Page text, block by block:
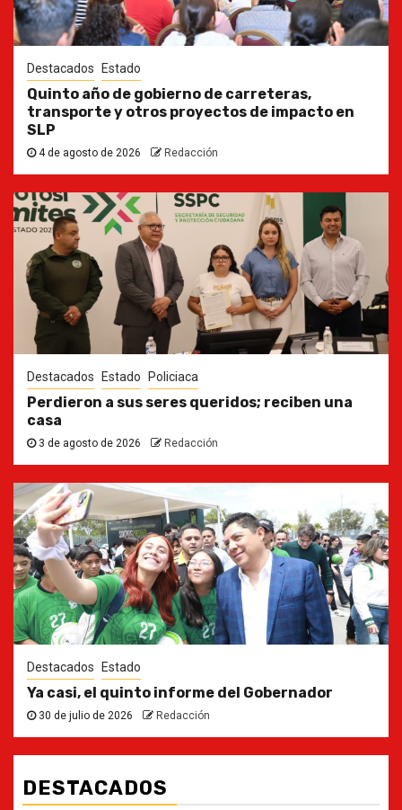
Destacados Estado
Quinto año de gobierno de carreteras,
transporte y otros proyectos de impacto en
SLP
4 de agosto de 2026 Redacción
Destacados Estado Policiaca
Perdieron a sus seres queridos; reciben una
casa
3 de agosto de 2026 Redacción
Destacados Estado
Ya casi, el quinto informe del Gobernador
30 de julio de 2026 Redacción
DESTACADOS